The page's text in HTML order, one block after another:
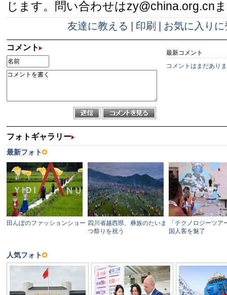
じます。問い合わせはzy@china.org.cn
友達に教える 印刷 お気に入りに
コメント
最新コメント
コメントはまだあり